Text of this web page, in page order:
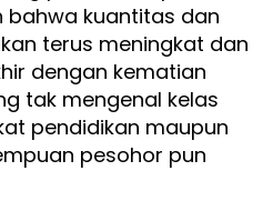
bahwa kuantitas dan
terus meningkat dan
dengan kematian
tak mengenal kelas
pendidikan maupun
pesohor pun